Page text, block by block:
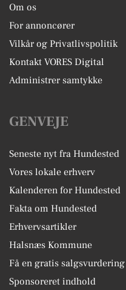
Om os
For annoncører
Vilkår og Privatlivspolitik
Kontakt VORES Digital
Administrer samtykke
GENVEJE
Seneste nyt fra Hundested
Vores lokale erhverv
Kalenderen for Hundested
Fakta om Hundested
Erhvervsartikler
Halsnæs Kommune
Få en gratis salgsvurdering
Sponsoreret indhold